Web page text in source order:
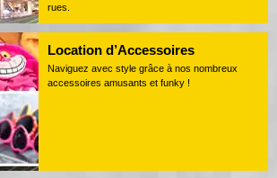
rues.
Location d’Accessoires
Naviguez avec style grâce à nos nombreux
accessoires amusants et funky !